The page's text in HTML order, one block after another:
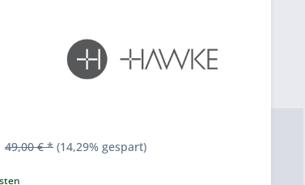
49,00 € * (14,29% gespart)